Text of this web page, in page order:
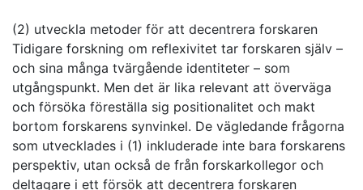
(2) utveckla metoder för att decentrera forskaren
Tidigare forskning om reflexivitet tar forskaren själv –
och sina många tvärgående identiteter – som
utgångspunkt. Men det är lika relevant att överväga
och försöka föreställa sig positionalitet och makt
bortom forskarens synvinkel. De vägledande frågorna
som utvecklades i (1) inkluderade inte bara forskarens
perspektiv, utan också de från forskarkollegor och
deltagare i ett försök att decentrera forskaren